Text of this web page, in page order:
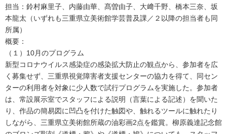
担当：鈴村麻里子、内藤由華、髙曽由子、大﨑千野、橋本三奈、坂
本龍太（いずれも三重県立美術館学芸普及課／２以降の担当者も同
所属）
概要：
（１）10月のプログラム
新型コロナウイルス感染症の感染拡大防止の観点から、参加者を広
く募集せず、三重県視覚障害者支援センターの協力を得て、同セン
ターの利用者を対象に少人数で試行プログラムを実施した。参加者
は、常設展示室でスタッフによる説明（言葉による記述）を聞いた
り、作品の簡易図に凹凸を付けた触図や、触れるツールに触れたり
しながら、三重県立美術館所蔵の油彩画2点を鑑賞。柳原義達記念館